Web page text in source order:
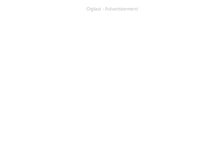
Oglasi - Advertisement